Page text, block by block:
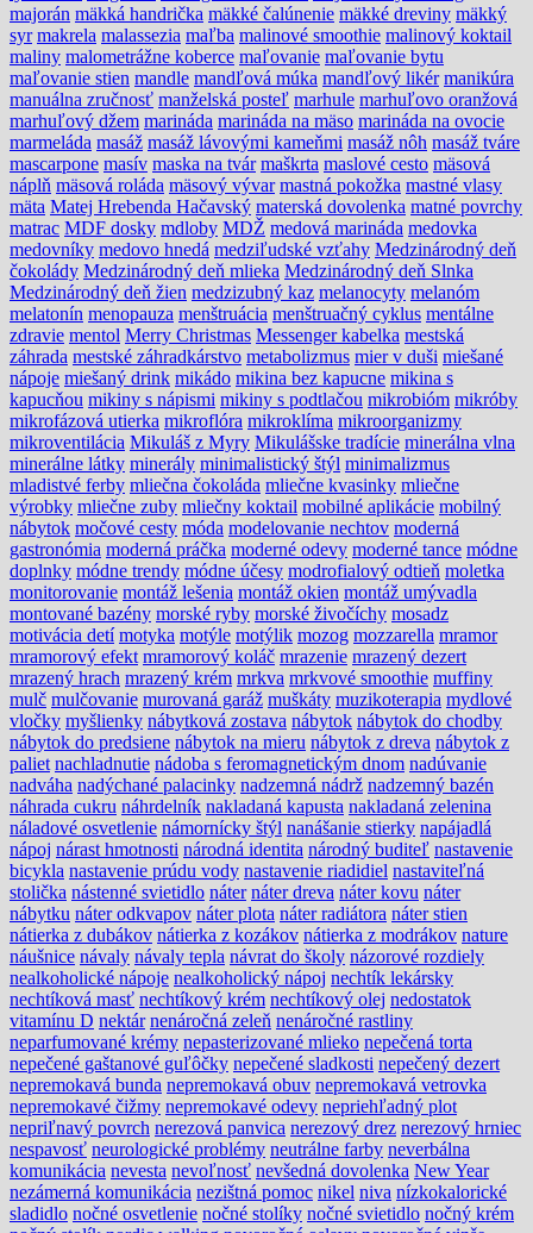
majorán mäkká handrička mäkké čalúnenie mäkké dreviny mäkký
syr makrela malassezia maľba malinové smoothie malinový koktail
maliny malometrážne koberce maľovanie maľovanie bytu
maľovanie stien mandle mandľová múka mandľový likér manikúra
manuálna zručnosť manželská posteľ marhule marhuľovo oranžová
marhuľový džem marináda marináda na mäso marináda na ovocie
marmeláda masáž masáž lávovými kameňmi masáž nôh masáž tváre
mascarpone masív maska na tvár maškrta maslové cesto mäsová
náplň mäsová roláda mäsový vývar mastná pokožka mastné vlasy
mäta Matej Hrebenda Hačavský materská dovolenka matné povrchy
matrac MDF dosky mdloby MDŽ medová marináda medovka
medovníky medovo hnedá medziľudské vzťahy Medzinárodný deň
čokolády Medzinárodný deň mlieka Medzinárodný deň Slnka
Medzinárodný deň žien medzizubný kaz melanocyty melanóm
melatonín menopauza menštruácia menštruačný cyklus mentálne
zdravie mentol Merry Christmas Messenger kabelka mestská
záhrada mestské záhradkárstvo metabolizmus mier v duši miešané
nápoje miešaný drink mikádo mikina bez kapucne mikina s
kapucňou mikiny s nápismi mikiny s podtlačou mikrobióm mikróby
mikrofázová utierka mikroflóra mikroklíma mikroorganizmy
mikroventilácia Mikuláš z Myry Mikulášske tradície minerálna vlna
minerálne látky minerály minimalistický štýl minimalizmus
mladistvé ferby mliečna čokoláda mliečne kvasinky mliečne
výrobky mliečne zuby mliečny koktail mobilné aplikácie mobilný
nábytok močové cesty móda modelovanie nechtov moderná
gastronómia moderná práčka moderné odevy moderné tance módne
doplnky módne trendy módne účesy modrofialový odtieň moletka
monitorovanie montáž lešenia montáž okien montáž umývadla
montované bazény morské ryby morské živočíchy mosadz
motivácia detí motyka motýle motýlik mozog mozzarella mramor
mramorový efekt mramorový koláč mrazenie mrazený dezert
mrazený hrach mrazený krém mrkva mrkvové smoothie muffiny
mulč mulčovanie murovaná garáž muškáty muzikoterapia mydlové
vločky myšlienky nábytková zostava nábytok nábytok do chodby
nábytok do predsiene nábytok na mieru nábytok z dreva nábytok z
paliet nachladnutie nádoba s feromagnetickým dnom nadúvanie
nadváha nadýchané palacinky nadzemná nádrž nadzemný bazén
náhrada cukru náhrdelník nakladaná kapusta nakladaná zelenina
náladové osvetlenie námornícky štýl nanášanie stierky napájadlá
nápoj nárast hmotnosti národná identita národný buditeľ nastavenie
bicykla nastavenie prúdu vody nastavenie riadidiel nastaviteľná
stolička nástenné svietidlo náter náter dreva náter kovu náter
nábytku náter odkvapov náter plota náter radiátora náter stien
nátierka z dubákov nátierka z kozákov nátierka z modrákov nature
náušnice návaly návaly tepla návrat do školy názorové rozdiely
nealkoholické nápoje nealkoholický nápoj nechtík lekársky
nechtíková masť nechtíkový krém nechtíkový olej nedostatok
vitamínu D nektár nenáročná zeleň nenáročné rastliny
neparfumované krémy nepasterizované mlieko nepečená torta
nepečené gaštanové guľôčky nepečené sladkosti nepečený dezert
nepremokavá bunda nepremokavá obuv nepremokavá vetrovka
nepremokavé čižmy nepremokavé odevy nepriehľadný plot
nepriľnavý povrch nerezová panvica nerezový drez nerezový hrniec
nespavosť neurologické problémy neutrálne farby neverbálna
komunikácia nevesta nevoľnosť nevšedná dovolenka New Year
nezámerná komunikácia nezištná pomoc nikel niva nízkokalorické
sladidlo nočné osvetlenie nočné stolíky nočné svietidlo nočný krém